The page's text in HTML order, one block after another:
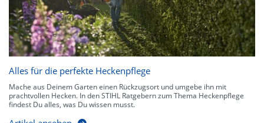
Alles für die perfekte Heckenpflege
Mache aus Deinem Garten einen Rückzugsort und umgebe ihn mit
prachtvollen Hecken. In den STIHL Ratgebern zum Thema Heckenpflege
findest Du alles, was Du wissen musst.